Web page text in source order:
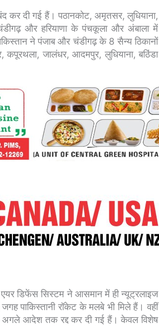
कर दी गई हैं। पठानकोट, अमृतसर, लुधियाना,
चंडीगढ़ और हरियाणा के पंचकूला और अंबाला में
ने पंजाब और चंडीगढ़ के 8 सैन्य ठिकानों
कपूरथला, जालंधर, आदमपुर, लुधियाना, बठिंडा
एयर डिफेंस सिस्टम ने आसमान में ही न्यूट्रलाइज
पाकिस्तानी रॉकेट के मलबे भी मिले हैं। वहीं
अगले आदेश तक रद्द कर दी गई हैं। केवल विशेष